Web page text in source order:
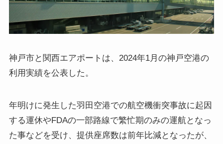
神戸市と関西エアポートは、2024年1月の神戸空港の
利用実績を公表した。
年明けに発生した羽田空港での航空機衝突事故に起因
する運休やFDAの一部路線で繁忙期のみの運航となっ
た事などを受け、提供座席数は前年比減となったが、